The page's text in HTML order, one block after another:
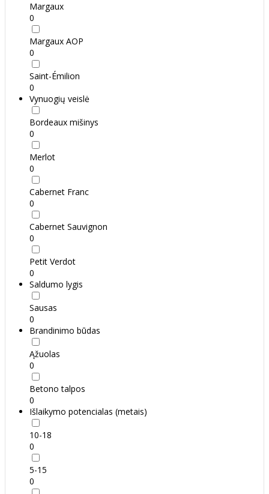
Margaux
0
Margaux AOP
0
Saint-Émilion
0
Vynuogių veislė
Bordeaux mišinys
0
Merlot
0
Cabernet Franc
0
Cabernet Sauvignon
0
Petit Verdot
0
Saldumo lygis
Sausas
0
Brandinimo būdas
Ąžuolas
0
Betono talpos
0
Išlaikymo potencialas (metais)
10-18
0
5-15
0